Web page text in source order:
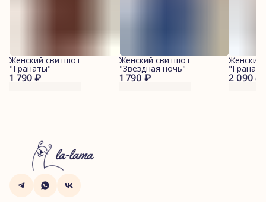
1 790 ₽
Женский свитшот
"Гранаты"
1 790 ₽
Женский свитшот
"Звездная ночь"
2 090 ₽
Женские